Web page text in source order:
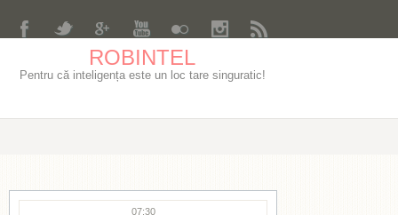
ROBINTEL
Pentru că inteligența este un loc tare singuratic!
07:30